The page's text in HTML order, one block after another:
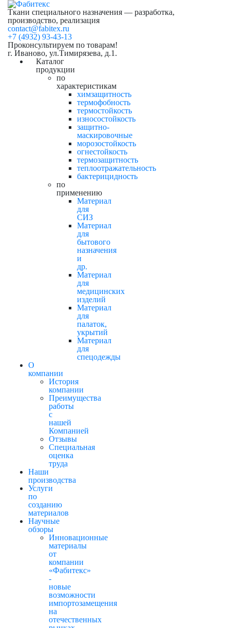
Ткани специального назначения — разработка,
производство, реализация
contact@fabitex.ru
+7 (4932) 93-43-13
Проконсультируем по товарам!
г. Иваново, ул.Тимирязева, д.1.
Каталог
продукции
по
характеристикам
химзащитность
термофобность
термостойкость
износостойкость
защитно-
маскировочные
морозостойкость
огнестойкость
термозащитность
теплоотражательность
бактерицидность
по
применению
Материал
для
СИЗ
Материал
для
бытового
назначения
и
др.
Материал
для
медицинских
изделий
Материал
для
палаток,
укрытий
Материал
для
спецодежды
О
компании
История
компании
Преимущества
работы
с
нашей
Компанией
Отзывы
Cпециальная
оценка
труда
Наши
производства
Услуги
по
созданию
материалов
Научные
обзоры
Инновационные
материалы
от
компании
«Фабитекс»
-
новые
возможности
импортозамещения
на
отечественных